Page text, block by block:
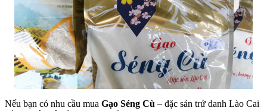
Nếu bạn có nhu cầu mua Gạo Séng Cù – đặc sản trứ danh Lào Cai